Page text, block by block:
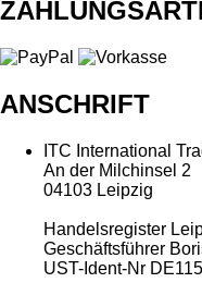
ANSCHRIFT
ITC International
An der Milchinsel 2
04103 Leipzig
Handelsregister
Geschäftsführer
UST-Ident-Nr